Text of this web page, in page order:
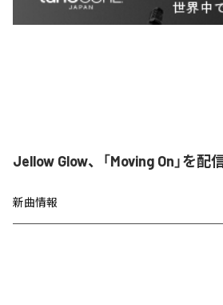
Jellow Glow、「Moving On」を配
新曲情報